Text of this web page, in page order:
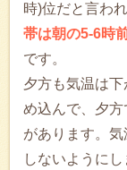
時)位だと言わ
帯は朝の5-6時
です。
夕方も気温は
め込んで、夕
があります。
しないようにし